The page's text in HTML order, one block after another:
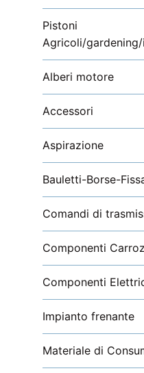
Pistoni
Agricoli/
Alberi motore
Accessori
Aspirazione
Bauletti-Borse-
Comandi di
Componenti
Componenti
Impianto frenante
Materiale di